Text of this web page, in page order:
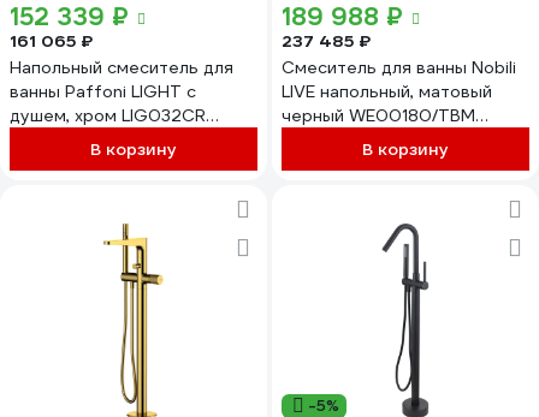
152 339 ₽
161 065 ₽
Напольный смеситель для
ванны Paffoni LIGHT с
душем, хром LIG032CR
00227599В корзину
189 988 ₽
237 485 ₽
Смеситель для ванны Nobili
LIVE напольный, матовый
черный WE00180/TBM
00000106822В корзину
-5%